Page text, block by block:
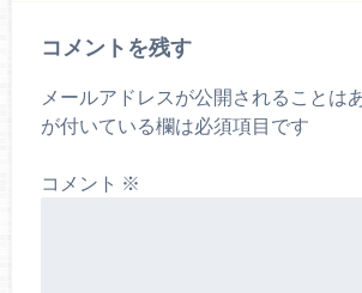
コメントを残す
メールアドレスが公開されることは
が付いている欄は必須項目です
コメント ※